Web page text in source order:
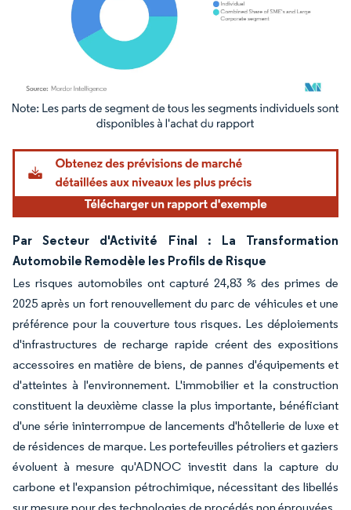
Image © Mordor Intelligence. La réutilisation nécessite une attribution sous CC BY
Par Secteur d'Activité Final : La Transformation
Automobile Remodèle les Profils de Risque
Les risques automobiles ont capturé 24,83 % des primes de
2025 après un fort renouvellement du parc de véhicules et une
préférence pour la couverture tous risques. Les déploiements
d'infrastructures de recharge rapide créent des expositions
accessoires en matière de biens, de pannes d'équipements et
d'atteintes à l'environnement. L'immobilier et la construction
constituent la deuxième classe la plus importante, bénéficiant
d'une série ininterrompue de lancements d'hôtellerie de luxe et
de résidences de marque. Les portefeuilles pétroliers et gaziers
évoluent à mesure qu'ADNOC investit dans la capture du
carbone et l'expansion pétrochimique, nécessitant des libellés